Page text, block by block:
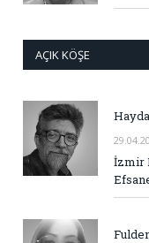
AÇIK KÖŞE
İzmir